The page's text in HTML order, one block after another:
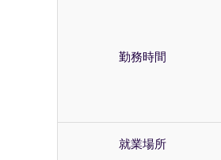
勤務時間
就業場所